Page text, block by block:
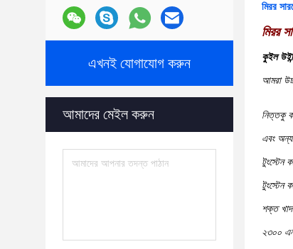
এখনই যোগাযোগ করুন
আমাদের মেইল ​​করুন
মিরর
মিরর
কুইল
আমরা
নিত্তকু
এবং
টুংস্টেন
টুংস্টেন
শক্ত
২৩০০